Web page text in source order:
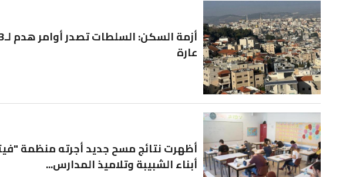
عارة
أبناء الشبيبة وتلاميذ المدارس...